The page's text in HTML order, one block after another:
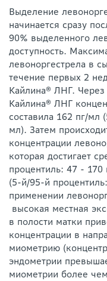
Выделение
начинается сразу
90% выделенного
доступность.
левоноргестрела в
течение первых 2
Кайлина® ЛНГ.
Кайлина® ЛНГ
составила 162 пг/мл
мл). Затем
концентрации
которая достигает
процентиль: 47 -
(5-й/95-й
применении
высокая местная
в полости матки
концентрации в
миометрию
эндометрии
миометрии более